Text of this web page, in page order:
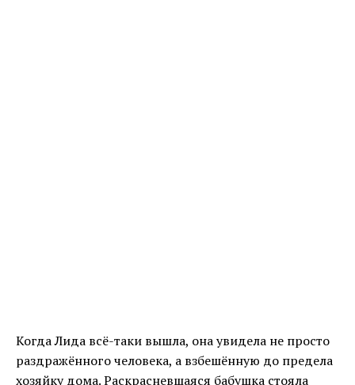
Когда Лида всё-таки вышла, она увидела не просто
раздражённого человека, а взбешённую до предела
хозяйку дома. Раскрасневшаяся бабушка стояла